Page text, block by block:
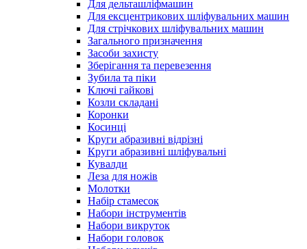
Для дельташліфмашин
Для ексцентрикових шліфувальних машин
Для стрічкових шліфувальних машин
Загального призначення
Засоби захисту
Зберігання та перевезення
Зубила та піки
Ключі гайкові
Козли складані
Коронки
Косинці
Круги абразивні відрізні
Круги абразивні шліфувальні
Кувалди
Леза для ножів
Молотки
Набір стамесок
Набори інструментів
Набори викруток
Набори головок